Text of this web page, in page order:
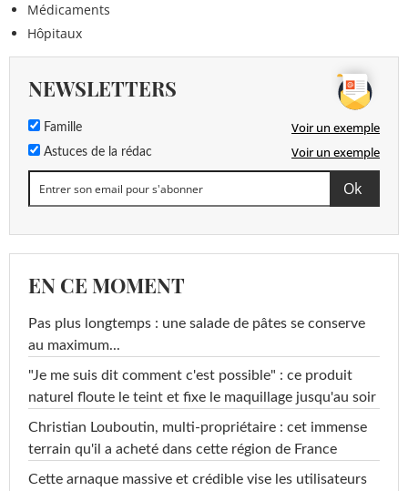
Médicaments
Hôpitaux
NEWSLETTERS
Famille Voir un exemple
Astuces de la rédac Voir un exemple
EN CE MOMENT
Pas plus longtemps : une salade de pâtes se conserve
au maximum...
"Je me suis dit comment c'est possible" : ce produit
naturel floute le teint et fixe le maquillage jusqu'au soir
Christian Louboutin, multi-propriétaire : cet immense
terrain qu'il a acheté dans cette région de France
Cette arnaque massive et crédible vise les utilisateurs